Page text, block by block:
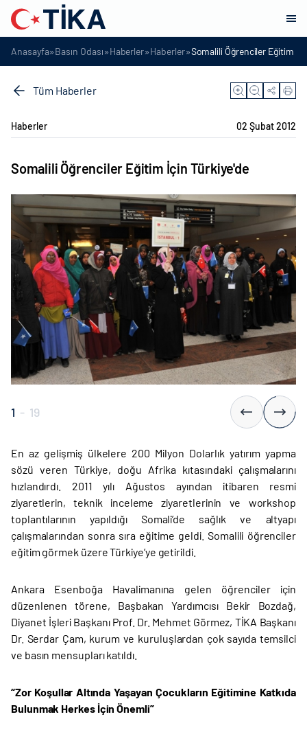
Anasayfa»Basın Odası»Haberler»Haberler»Somalili Öğrenciler Eğitim
Tüm Haberler
Haberler 02 Şubat 2012
Somalili Öğrenciler Eğitim İçin Türkiye'de
1 - 19
En az gelişmiş ülkelere 200 Milyon Dolarlık yatırım yapma
sözü veren Türkiye, doğu Afrika kıtasındaki çalışmalarını
hızlandırdı. 2011 yılı Ağustos ayından itibaren resmi
ziyaretlerin, teknik inceleme ziyaretlerinin ve workshop
toplantılarının yapıldığı Somali’de sağlık ve altyapı
çalışmalarından sonra sıra eğitime geldi. Somalili öğrenciler
eğitim görmek üzere Türkiye’ye getirildi.
Ankara Esenboğa Havalimanına gelen öğrenciler için
düzenlenen törene, Başbakan Yardımcısı Bekir Bozdağ,
Diyanet İşleri Başkanı Prof. Dr. Mehmet Görmez, TİKA Başkanı
Dr. Serdar Çam, kurum ve kuruluşlardan çok sayıda temsilci
ve basın mensupları katıldı.
“Zor Koşullar Altında Yaşayan Çocukların Eğitimine Katkıda
Bulunmak Herkes İçin Önemli”